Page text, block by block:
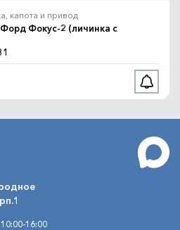
капота и привод
Фокус-2 (личинка с
16:00